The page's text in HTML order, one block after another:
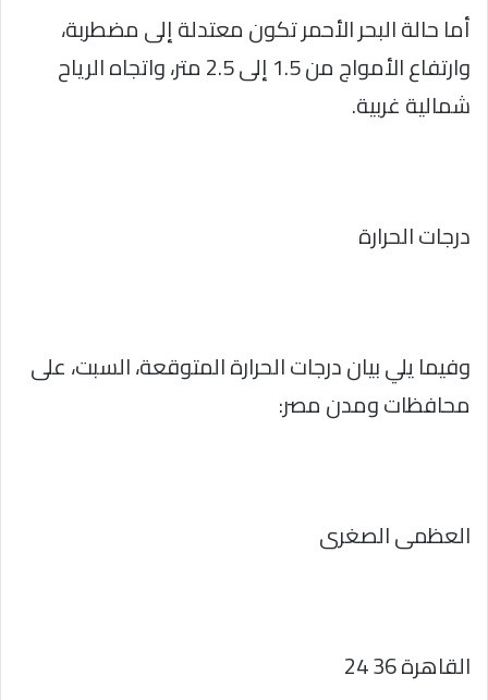
أما حالة البحر الأحمر تكون معتدلة إلى مضطربة،
وارتفاع الأمواج من 1.5 إلى 2.5 متر، واتجاه الرياح
شمالية غربية.
درجات الحرارة
وفيما يلي بيان درجات الحرارة المتوقعة، السبت، على
محافظات ومدن مصر:
العظمى الصغرى
القاهرة 36 24